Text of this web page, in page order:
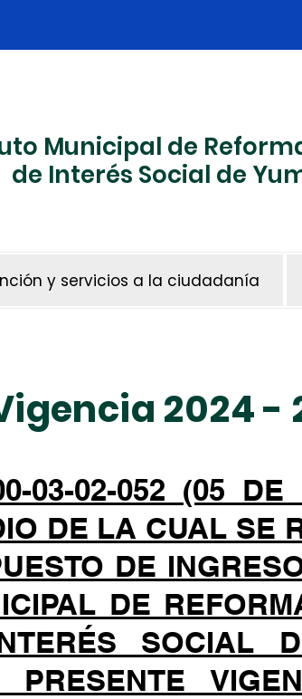
Municipal de
de Interés Social de
y servicios a la ciudadanía
2024 -
03-02-052 (05
DE LA CUAL SE
DE
DE
SOCIAL